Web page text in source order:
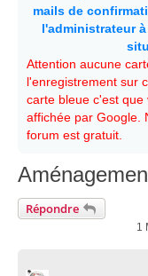
mails de
l'administrateur
Attention aucune
l'enregistrement sur
carte bleue c'est que
affichée par Google.
forum est gratuit.
Répondre
1